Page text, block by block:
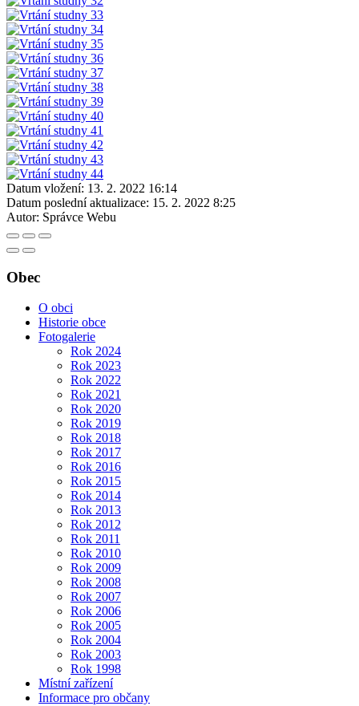
Datum vložení: 13. 2. 2022 16:14
Datum poslední aktualizace: 15. 2. 2022 8:25
Autor: Správce Webu
Obec
O obci
Historie obce
Fotogalerie
Rok 2024
Rok 2023
Rok 2022
Rok 2021
Rok 2020
Rok 2019
Rok 2018
Rok 2017
Rok 2016
Rok 2015
Rok 2014
Rok 2013
Rok 2012
Rok 2011
Rok 2010
Rok 2009
Rok 2008
Rok 2007
Rok 2006
Rok 2005
Rok 2004
Rok 2003
Rok 1998
Místní zařízení
Informace pro občany